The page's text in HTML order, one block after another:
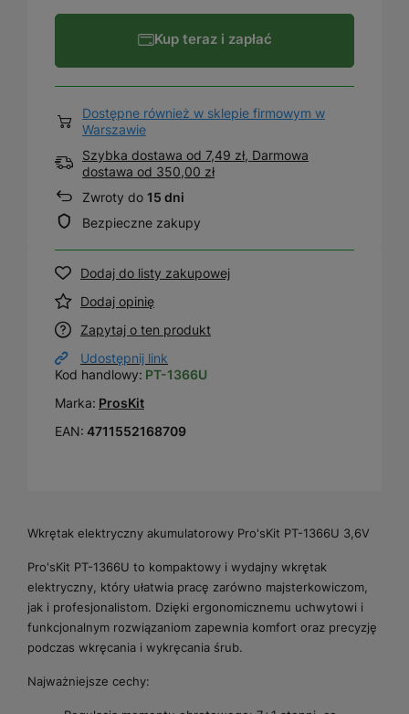
Kup teraz i zapłać
Dostępne również w sklepie firmowym w
Warszawie
Szybka dostawa od 7,49 zł, Darmowa
dostawa od 350,00 zł
Zwroty do 15 dni
Bezpieczne zakupy
Dodaj do listy zakupowej
Dodaj opinię
Zapytaj o ten produkt
Udostępnij link
Kod handlowy: PT-1366U
Marka: ProsKit
EAN: 4711552168709
Wkrętak elektryczny akumulatorowy Pro'sKit PT-1366U 3,6V
Pro'sKit PT-1366U to kompaktowy i wydajny wkrętak
elektryczny, który ułatwia pracę zarówno majsterkowiczom,
jak i profesjonalistom. Dzięki ergonomicznemu uchwytowi i
funkcjonalnym rozwiązaniom zapewnia komfort oraz precyzję
podczas wkręcania i wykręcania śrub.
Najważniejsze cechy: